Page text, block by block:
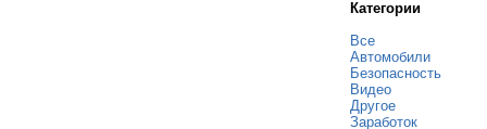
Категории
Все
Автомобили
Безопасность
Видео
Другое
Заработок